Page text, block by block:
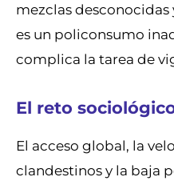
mezclas desconocidas
es un policonsumo
complica la tarea de
El reto
El acceso global, la
clandestinos y la baja